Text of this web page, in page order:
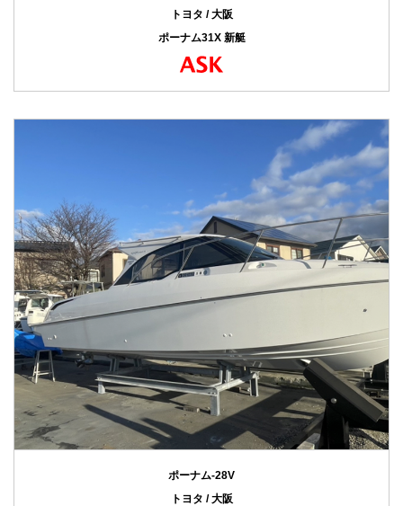
トヨタ / 大阪
ポーナム31X 新艇
ポーナム-28V
トヨタ / 大阪